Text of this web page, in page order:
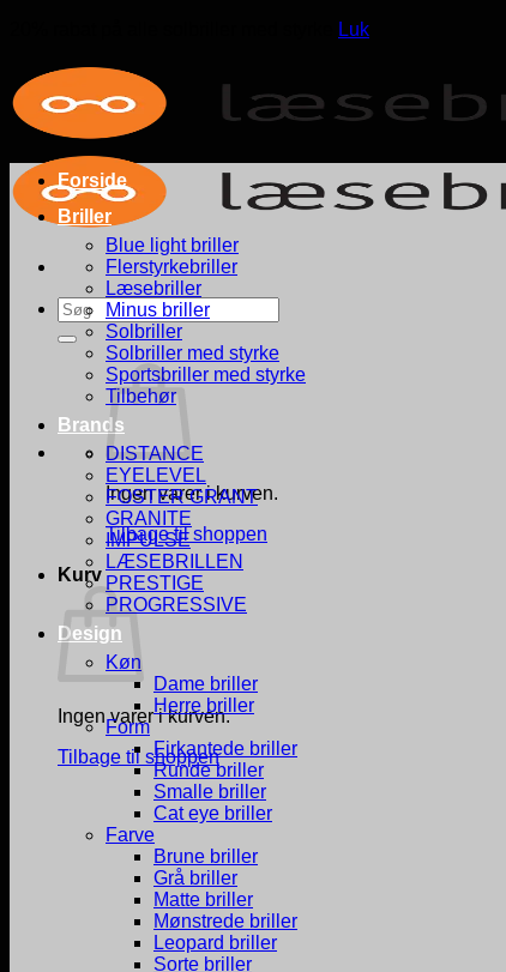
Luk
Fortsæt
til
indhold
Søg
efter:
Ingen varer i kurven.
Tilbage til shoppen
Kurv
Ingen varer i kurven.
Tilbage til shoppen
Forside
Briller
Blue light briller
Flerstyrkebriller
Læsebriller
Minus briller
Solbriller
Solbriller med styrke
Sportsbriller med styrke
Tilbehør
Brands
DISTANCE
EYELEVEL
FOSTER GRANT
GRANITE
IMPULSE
LÆSEBRILLEN
PRESTIGE
PROGRESSIVE
Design
Køn
Dame briller
Herre briller
Form
Firkantede briller
Runde briller
Smalle briller
Cat eye briller
Farve
Brune briller
Grå briller
Matte briller
Mønstrede briller
Leopard briller
Sorte briller